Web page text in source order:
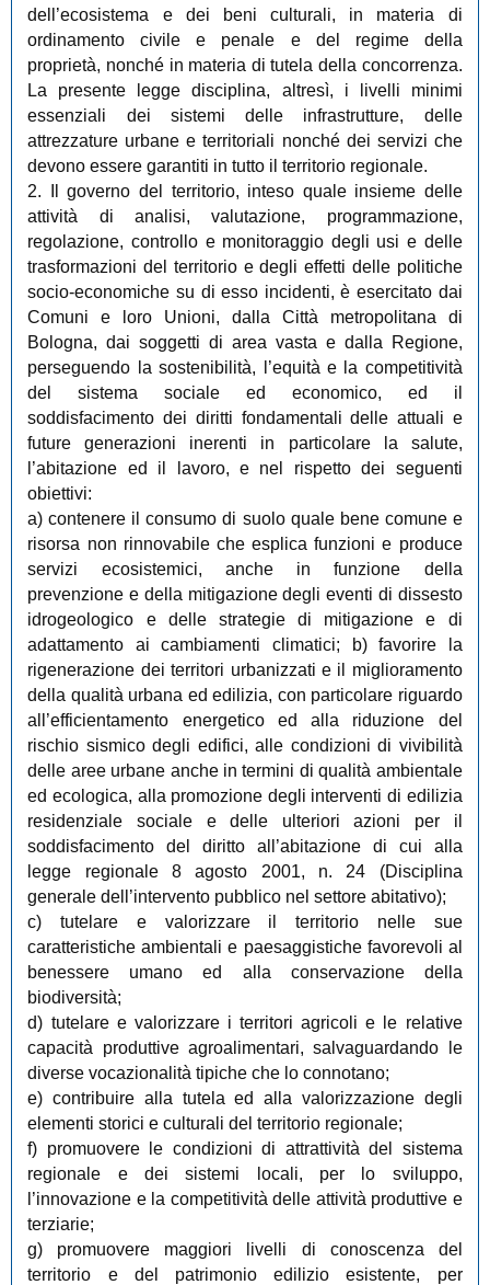
dell’ecosistema e dei beni culturali, in materia di
ordinamento civile e penale e del regime della
proprietà, nonché in materia di tutela della concorrenza.
La presente legge disciplina, altresì, i livelli minimi
essenziali dei sistemi delle infrastrutture, delle
attrezzature urbane e territoriali nonché dei servizi che
devono essere garantiti in tutto il territorio regionale.
2. Il governo del territorio, inteso quale insieme delle
attività di analisi, valutazione, programmazione,
regolazione, controllo e monitoraggio degli usi e delle
trasformazioni del territorio e degli effetti delle politiche
socio-economiche su di esso incidenti, è esercitato dai
Comuni e loro Unioni, dalla Città metropolitana di
Bologna, dai soggetti di area vasta e dalla Regione,
perseguendo la sostenibilità, l’equità e la competitività
del sistema sociale ed economico, ed il
soddisfacimento dei diritti fondamentali delle attuali e
future generazioni inerenti in particolare la salute,
l’abitazione ed il lavoro, e nel rispetto dei seguenti
obiettivi:
a) contenere il consumo di suolo quale bene comune e
risorsa non rinnovabile che esplica funzioni e produce
servizi ecosistemici, anche in funzione della
prevenzione e della mitigazione degli eventi di dissesto
idrogeologico e delle strategie di mitigazione e di
adattamento ai cambiamenti climatici; b) favorire la
rigenerazione dei territori urbanizzati e il miglioramento
della qualità urbana ed edilizia, con particolare riguardo
all’efficientamento energetico ed alla riduzione del
rischio sismico degli edifici, alle condizioni di vivibilità
delle aree urbane anche in termini di qualità ambientale
ed ecologica, alla promozione degli interventi di edilizia
residenziale sociale e delle ulteriori azioni per il
soddisfacimento del diritto all’abitazione di cui alla
legge regionale 8 agosto 2001, n. 24 (Disciplina
generale dell’intervento pubblico nel settore abitativo);
c) tutelare e valorizzare il territorio nelle sue
caratteristiche ambientali e paesaggistiche favorevoli al
benessere umano ed alla conservazione della
biodiversità;
d) tutelare e valorizzare i territori agricoli e le relative
capacità produttive agroalimentari, salvaguardando le
diverse vocazionalità tipiche che lo connotano;
e) contribuire alla tutela ed alla valorizzazione degli
elementi storici e culturali del territorio regionale;
f) promuovere le condizioni di attrattività del sistema
regionale e dei sistemi locali, per lo sviluppo,
l’innovazione e la competitività delle attività produttive e
terziarie;
g) promuovere maggiori livelli di conoscenza del
territorio e del patrimonio edilizio esistente, per